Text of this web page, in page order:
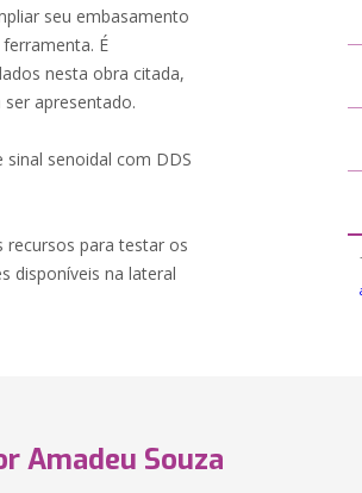
seu embasamento
É
nesta obra citada,
apresentado.
senoidal com DDS
recursos para testar os
disponíveis na lateral
Amadeu Souza